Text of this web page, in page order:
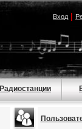
Вход|
Радиостанции